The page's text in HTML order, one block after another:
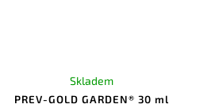
PREV-GOLD GARDEN® 30 ml
Skladem